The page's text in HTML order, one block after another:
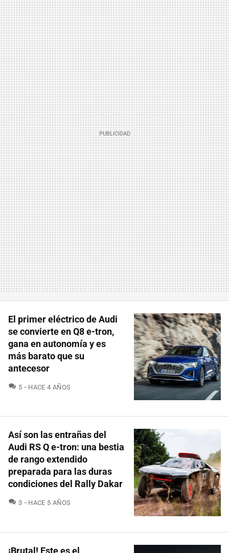
El primer eléctrico de Audi
se convierte en Q8 e-tron,
gana en autonomía y es
más barato que su
antecesor
5 COMENTARIOS
HACE 4 AÑOS
Así son las entrañas del
Audi RS Q e-tron: una bestia
de rango extendido
preparada para las duras
condiciones del Rally Dakar
3 COMENTARIOS
HACE 5 AÑOS
¡Brutal! Este es el